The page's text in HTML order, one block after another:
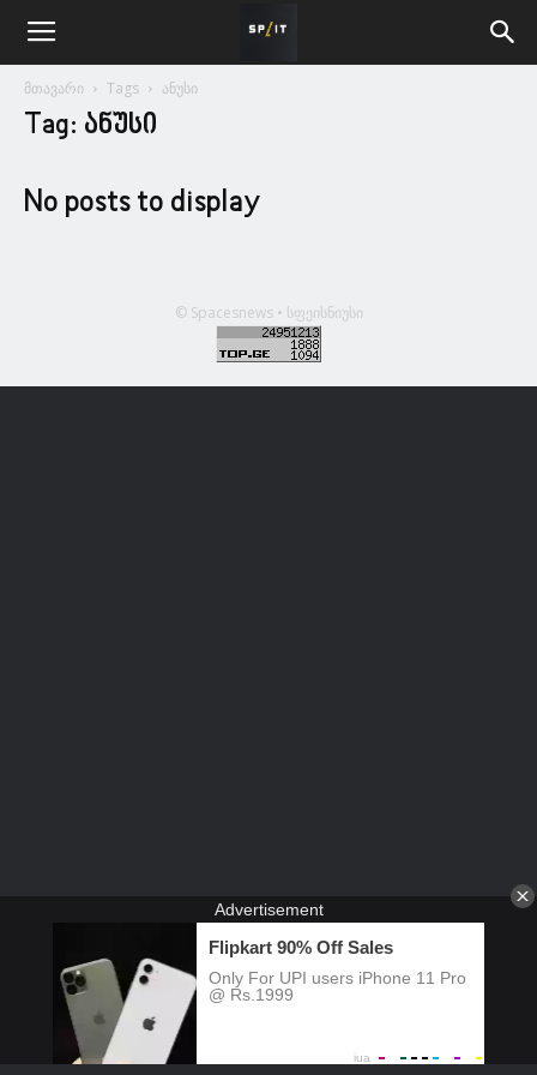
მთავარი Tags ანუსი
Tag: ანუსი
No posts to display
© Spacesnews • სფეისნიუსი